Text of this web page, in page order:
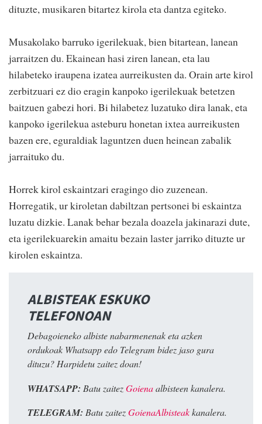
dituzte, musikaren bitartez kirola eta dantza egiteko.
Musakolako barruko igerilekuak, bien bitartean, lanean
jarraitzen du. Ekainean hasi ziren lanean, eta lau
hilabeteko iraupena izatea aurreikusten da. Orain arte kirol
zerbitzuari ez dio eragin kanpoko igerilekuak betetzen
baitzuen gabezi hori. Bi hilabetez luzatuko dira lanak, eta
kanpoko igerilekua asteburu honetan ixtea aurreikusten
bazen ere, eguraldiak laguntzen duen heinean zabalik
jarraituko du.
Horrek kirol eskaintzari eragingo dio zuzenean.
Horregatik, ur kiroletan dabiltzan pertsonei bi eskaintza
luzatu dizkie. Lanak behar bezala doazela jakinarazi dute,
eta igerilekuarekin amaitu bezain laster jarriko dituzte ur
kirolen eskaintza.
ALBISTEAK ESKUKO
TELEFONOAN
Debagoieneko albiste nabarmenenak eta azken
ordukoak Whatsapp edo Telegram bidez jaso gura
dituzu? Harpidetu zaitez doan!
WHATSAPP: Batu zaitezGoienaalbisteen kanalera.
TELEGRAM: Batu zaitezGoienaAlbisteakkanalera.